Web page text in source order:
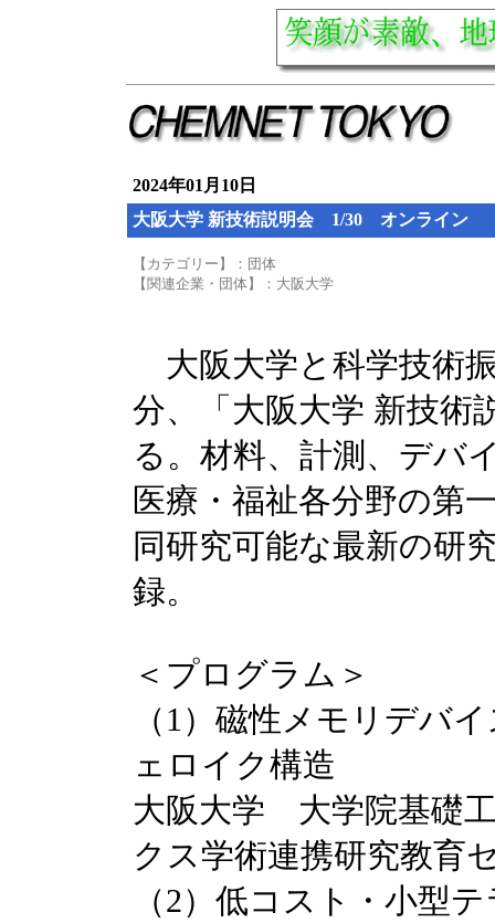
2024年01月10日
大阪大学 新技術説明会 1/30 オンライン
【カテゴリー】：団体
【関連企業・団体】：大阪大学
大阪大学と科学技術
分、「大阪大学 新技術
る。材料、計測、デバ
医療・福祉各分野の第
同研究可能な最新の研
録。
＜プログラム＞
（1）磁性メモリデバ
ェロイク構造
大阪大学 大学院基礎
クス学術連携研究教
（2）低コスト・小型